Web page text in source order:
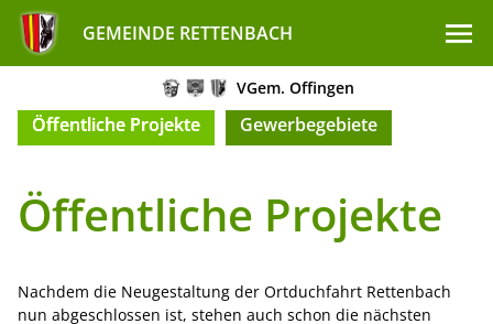
GEMEINDE RETTENBACH
VGem. Offingen
Öffentliche Projekte Gewerbegebiete
Öffentliche Projekte
Nachdem die Neugestaltung der Ortduchfahrt Rettenbach
nun abgeschlossen ist, stehen auch schon die nächsten